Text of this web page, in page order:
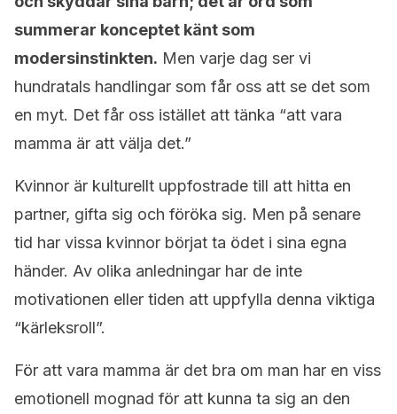
summerar konceptet känt som
modersinstinkten. Men varje dag ser vi
hundratals handlingar som får oss att se det som
en myt. Det får oss istället att tänka “att vara
mamma är att välja det.”
Kvinnor är kulturellt uppfostrade till att hitta en
partner, gifta sig och föröka sig. Men på senare
tid har vissa kvinnor börjat ta ödet i sina egna
händer. Av olika anledningar har de inte
motivationen eller tiden att uppfylla denna viktiga
“kärleksroll”.
För att vara mamma är det bra om man har en viss
emotionell mognad för att kunna ta sig an den